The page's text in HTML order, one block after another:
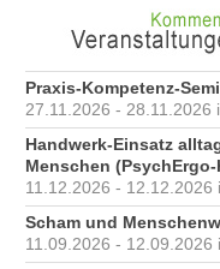
Praxis-Kompetenz-
27.11.2026 - 28.11.2026
Handwerk-Einsatz
Menschen
11.12.2026 - 12.12.2026
Scham und
11.09.2026 - 12.09.2026